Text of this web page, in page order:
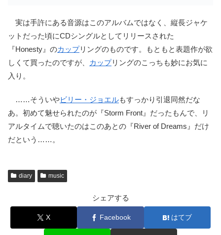
実は手許にある音源はこのアルバムではなく、縦長ジャケ
ットだった頃にCDシングルとしてリリースされた
『Honesty』のカップリングのものです。もともと表題作が欲
しくて買ったのですが、
カップリングのこっちも妙にお気に
入り。
……そういやビリー・ジョエルもすっかり引退同然だな
あ。初めて魅せられたのが『Storm Front』だったもんで、リ
アルタイムで聴いたのはこのあとの『River of Dreams』だけ
だという……。
diary music
シェアする
X Facebook はてブ